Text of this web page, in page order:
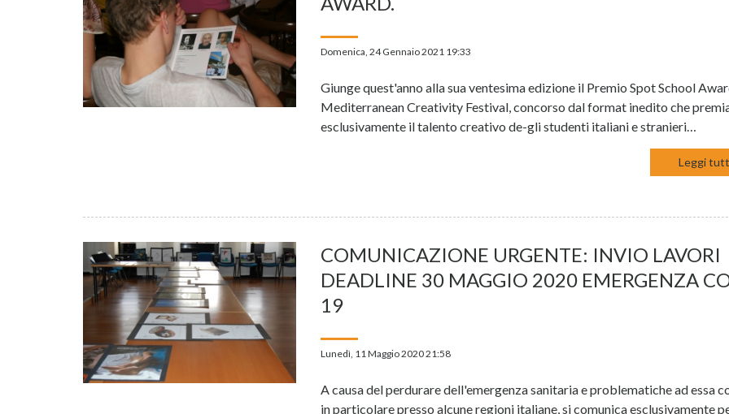
Domenica, 24 Gennaio 2021 19:33
Giunge quest'anno alla sua ventesima edizione il Premio Spot School
Mediterranean Creativity Festival, concorso dal format inedito che
esclusivamente il talento creativo de-gli studenti italiani e stranieri…
Leggi
COMUNICAZIONE URGENTE: INVIO LAVORI
DEADLINE 30 MAGGIO 2020 EMERGENZA
19
Lunedì, 11 Maggio 2020 21:58
A causa del perdurare dell'emergenza sanitaria e problematiche ad essa
in particolare presso alcune regioni italiane, si comunica esclusivamente